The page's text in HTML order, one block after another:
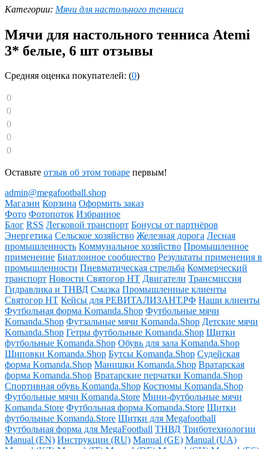
Категории: Мячи для настольного тенниса
Мячи для настольного тенниса Atemi
3* белые, 6 шт отзывы
Средняя оценка покупателей: (0)
0
0
0
0
0
Оставьте отзыв об этом товаре первым!
admin@megafootball.shop
Магазин Корзина Оформить заказ
Фото Фотопоток Избранное
Блог RSS Легковой транспорт Бонусы от партнёров
Энергетика Сельское хозяйство Железная дорога Лесная
промышленность Коммунальное хозяйство Промышленное
применение Биатлонное сообщество Результаты применения в
промышленности Пневматическая стрельба Коммерческий
транспорт Новости Святогор НТ Двигатели Трансмиссия
Гидравлика и ТНВД Смазка Промышленные клиенты
Святогор НТ Кейсы для РЕВИТАЛИЗАНТ.РФ Наши клиенты
Футбольная форма Komanda.Shop Футбольные мячи
Komanda.Shop Футзальные мячи Komanda.Shop Детские мячи
Komanda.Shop Гетры футбольные Komanda.Shop Щитки
футбольные Komanda.Shop Обувь для зала Komanda.Shop
Шиповки Komanda.Shop Бутсы Komanda.Shop Судейская
форма Komanda.Shop Манишки Komanda.Shop Вратарская
форма Komanda.Shop Вратарские перчатки Komanda.Shop
Спортивная обувь Komanda.Shop Костюмы Komanda.Shop
Футбольные мячи Komanda.Store Мини-футбольные мячи
Komanda.Store Футбольная форма Komanda.Store Щитки
футбольные Komanda.Store Щитки для Megafootball
Футбольная форма для MegaFootball ТНВД Триботехнологии
Manual (EN) Инструкции (RU) Manual (GE) Manual (UA)